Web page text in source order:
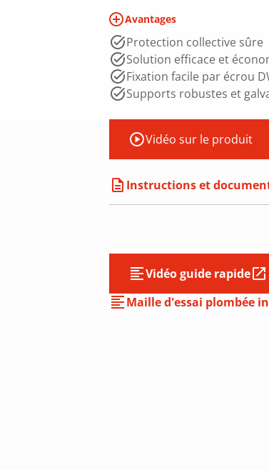
add_circle_outlineAvantages
Protection collective sûre
Solution efficace et
Fixation facile par écrou
Supports robustes et
play_circleVidéo sur le produit
description Instructions et
Vidéo guide rapide
Maille d'essai plombée